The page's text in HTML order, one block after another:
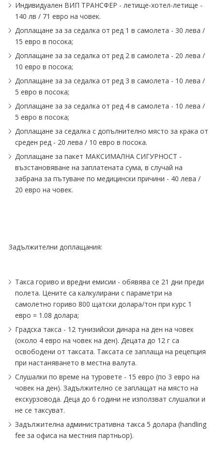
Индивидуален ВИП ТРАНСФЕР - летище-хотел-летище -
140 лв / 71 евро на човек.
Доплащане за за седалка от ред 1 в самолета - 30 лева /
15 евро в посока;
Доплащане за за седалка от ред 2 в самолета - 20 лева /
10 евро в посока;
Доплащане за за седалка от ред 3 в самолета - 10 лева /
5 евро в посока;
Доплащане за за седалка от ред 4 в самолета - 10 лева /
5 евро в посока;
Доплащане за седалка с допълнително място за крака от
среден ред - 20 лева / 10 евро в посока.
Доплащане за пакет МАКСИМАЛНА СИГУРНОСТ -
възстановяване на заплатената сума, в случай на
забрана за пътуване по медицински причини - 40 лева /
20 евро на човек.
Задължителни доплащания:
Такса гориво и вредни емисии - обявява се 21 дни преди
полета. Цените са калкулирани с параметри на
самолетно гориво 800 щатски долара/тон при курс 1
евро = 1.08 долара;
Градска такса - 12 тунизийски динара на ден на човек
(около 4 евро на човек на ден). Децата до 12 г са
освободени от таксата. Таксата се заплаща на рецепция
при настаняването в местна валута.
Слушалки по време на туровете - 15 евро (по 3 евро на
човек на ден). Задължително се заплащат на място на
екскурзовода. Деца до 6 години не използват слушалки и
не се таксуват.
Задължителна административна такса 5 долара (handling
fee за офиса на местния партньор).